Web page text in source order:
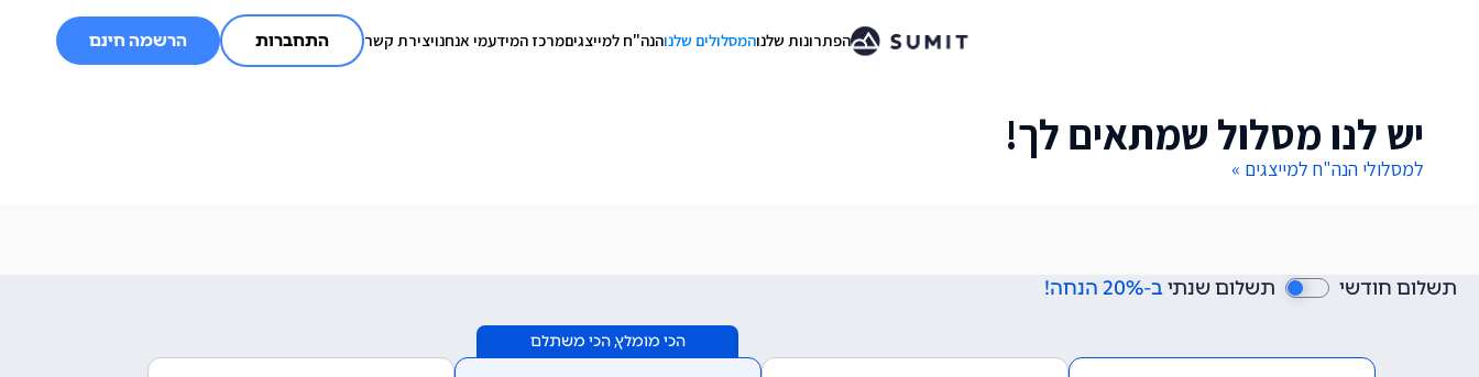
הפתרונות שלנוהמסלולים שלנוהנה"ח למייצגיםמרכז המידעמי אנחנויצירת קשר התחברות הרשמה חינם
יש לנו מסלול שמתאים לך!
למסלולי הנה"ח למייצגים »